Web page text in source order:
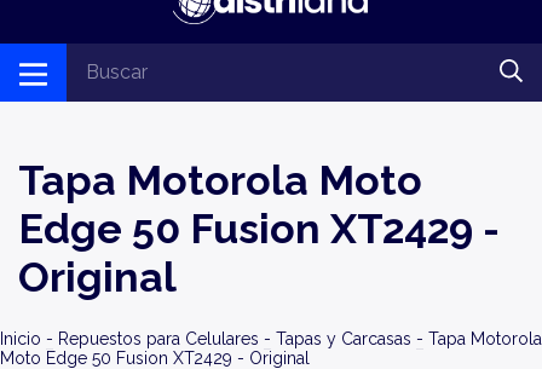
Tapa Motorola Moto
Edge 50 Fusion XT2429 -
Original
Inicio - Repuestos para Celulares - Tapas y Carcasas - Tapa Motorola
Moto Edge 50 Fusion XT2429 - Original